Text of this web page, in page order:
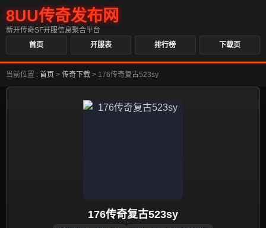
8UU传奇发布网
新开传奇SF开服信息聚合平台
首页
开服表 排行榜 下载页
当前位置 : 首页 > 传奇下载 > 176传奇复古523sy
176传奇复古523sy